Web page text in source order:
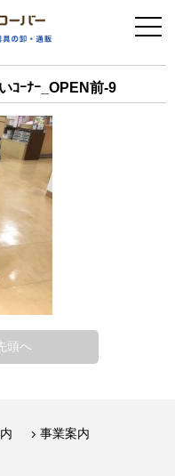
他
せ
ｺｰﾅｰ_OPEN前-9
頭へ
事業案内